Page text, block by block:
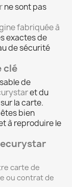
ne sont pas
fabriquée à
exactes de
de sécurité
clé
de
et du
la carte.
bien
à reproduire le
carte de
ou contrat de